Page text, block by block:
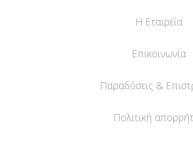
Η Εταιρεία
Επικοινωνία
Παραδόσεις &
Πολιτική